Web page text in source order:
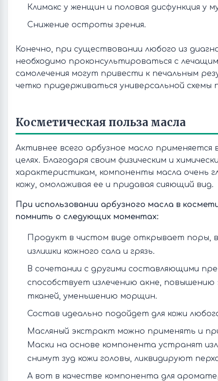
Климакс у женщин и половая дисфункция у
Снижение остроты зрения.
Конечно, при существовании любого из
необходимо проконсультироваться с
самолечения могут привести к печальным
четко придерживаться универсальной
Косметическая польза масла
Активнее всего арбузное масло применяется
целях. Благодаря своим физическим и
характеристикам, компоненты масла очень
кожу, омолаживая ее и придавая сияющий вид.
При использовании арбузного масла в
помнить о следующих моментах:
Продукт в чистом виде открывает поры,
излишки кожного сала и грязь.
В сочетании с другими составляющими
способствует излечению акне, повышению
тканей, уменьшению морщин.
Состав идеально подойдет для кожи
Масляный экстракт можно применять и
Маски на основе компонента устранят
снимут зуд кожи головы, ликвидируют
А вот в качестве компонента для